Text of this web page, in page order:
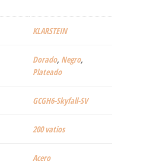
‎KLARSTEIN
Dorado, Negro,
‎Plateado
‎GCGH6-Skyfall-SV
‎200 vatios
‎Acero